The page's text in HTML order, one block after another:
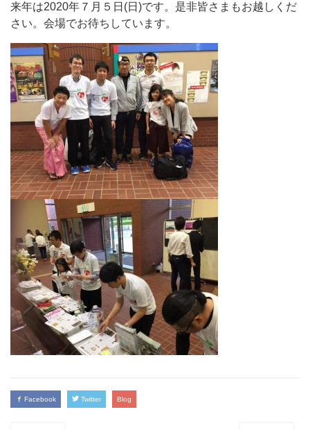
来年は2020年７月５日(日)です。是非皆さまもお越しくだ
さい。会場でお待ちしています。
Facebook Twitter Blog